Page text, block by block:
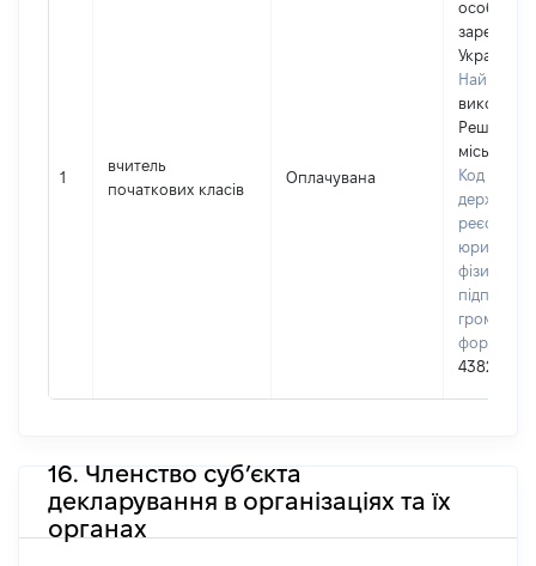
1
вчитель
початкових класів
Оплачувана
особа,
Україні
виконком
міської
Код в
реєстрі
фізичних
4382895
16. Членство суб’єкта
декларування в організаціях та їх
органах